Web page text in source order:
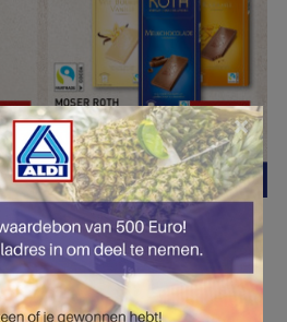
van de Aldi folder, geldig van
×